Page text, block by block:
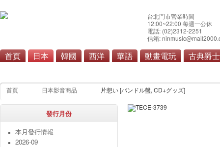
台北門市營業時間
12:00~22:00 每週一公休
電話: (02)2312-2251
信箱:
首頁 日本 韓國 西洋 華語 動畫電玩 古典爵士
首頁 日本影音商品 片想い [バンドル盤, CD+グッズ]
發行月份
本月發行情報
2026-09